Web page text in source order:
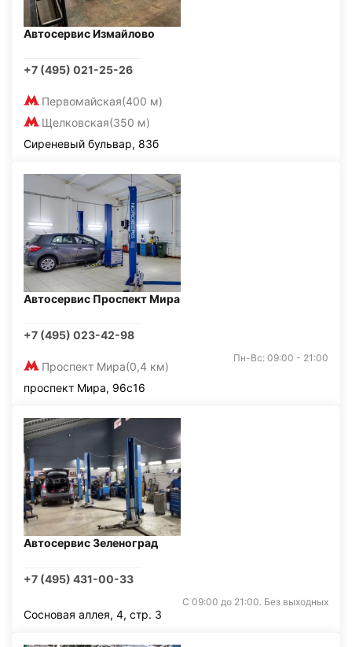
Автосервис Измайлово
+7 (495) 021-25-26
Первомайская(400 м)
Щелковская(350 м)
Сиреневый бульвар, 83б
Автосервис Проспект Мира
+7 (495) 023-42-98
Проспект Мира(0,4 км)
Пн-Вс: 09:00 - 21:00
проспект Мира, 96с16
Автосервис Зеленоград
+7 (495) 431-00-33
С 09:00 до 21:00. Без выходных
Сосновая аллея, 4, стр. 3